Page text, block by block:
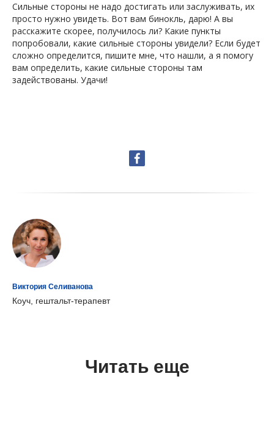
Сильные стороны не надо достигать или заслуживать, их
просто нужно увидеть. Вот вам бинокль, дарю! А вы
расскажите скорее, получилось ли? Какие пункты
попробовали, какие сильные стороны увидели? Если будет
сложно определится, пишите мне, что нашли, а я помогу
вам определить, какие сильные стороны там
задействованы. Удачи!
Виктория Селиванова
Коуч, гештальт-терапевт
Читать еще